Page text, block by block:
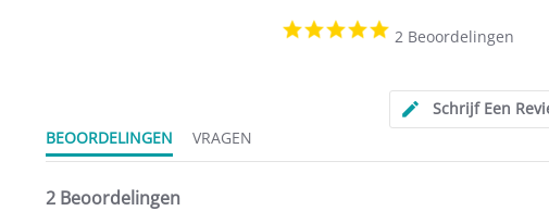
5.0
star
2 Beoordelingen
Schrijf Een
BEOORDELINGEN
VRAGEN
2 Beoordelingen